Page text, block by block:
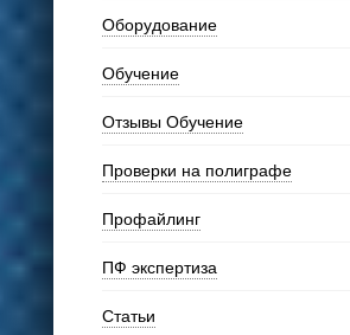
Оборудование
Обучение
Отзывы Обучение
Проверки на полиграфе
Профайлинг
ПФ экспертиза
Статьи